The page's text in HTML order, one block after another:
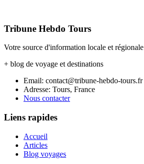
Tribune Hebdo Tours
Votre source d'information locale et régionale
+ blog de voyage et destinations
Email: contact@tribune-hebdo-tours.fr
Adresse: Tours, France
Nous contacter
Liens rapides
Accueil
Articles
Blog voyages